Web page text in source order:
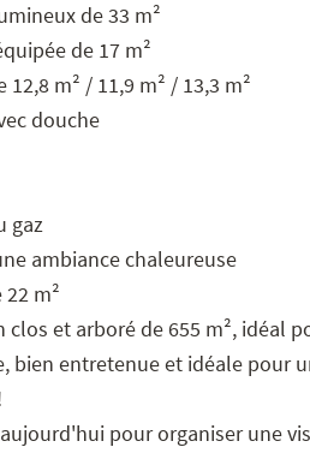
de 33 m²
de 17 m²
m² / 11,9 m² / 13,3 m²
douche
gaz
ambiance chaleureuse
m²
clos et arboré de 655 m², idéal
bien entretenue et idéale pour
pour organiser une